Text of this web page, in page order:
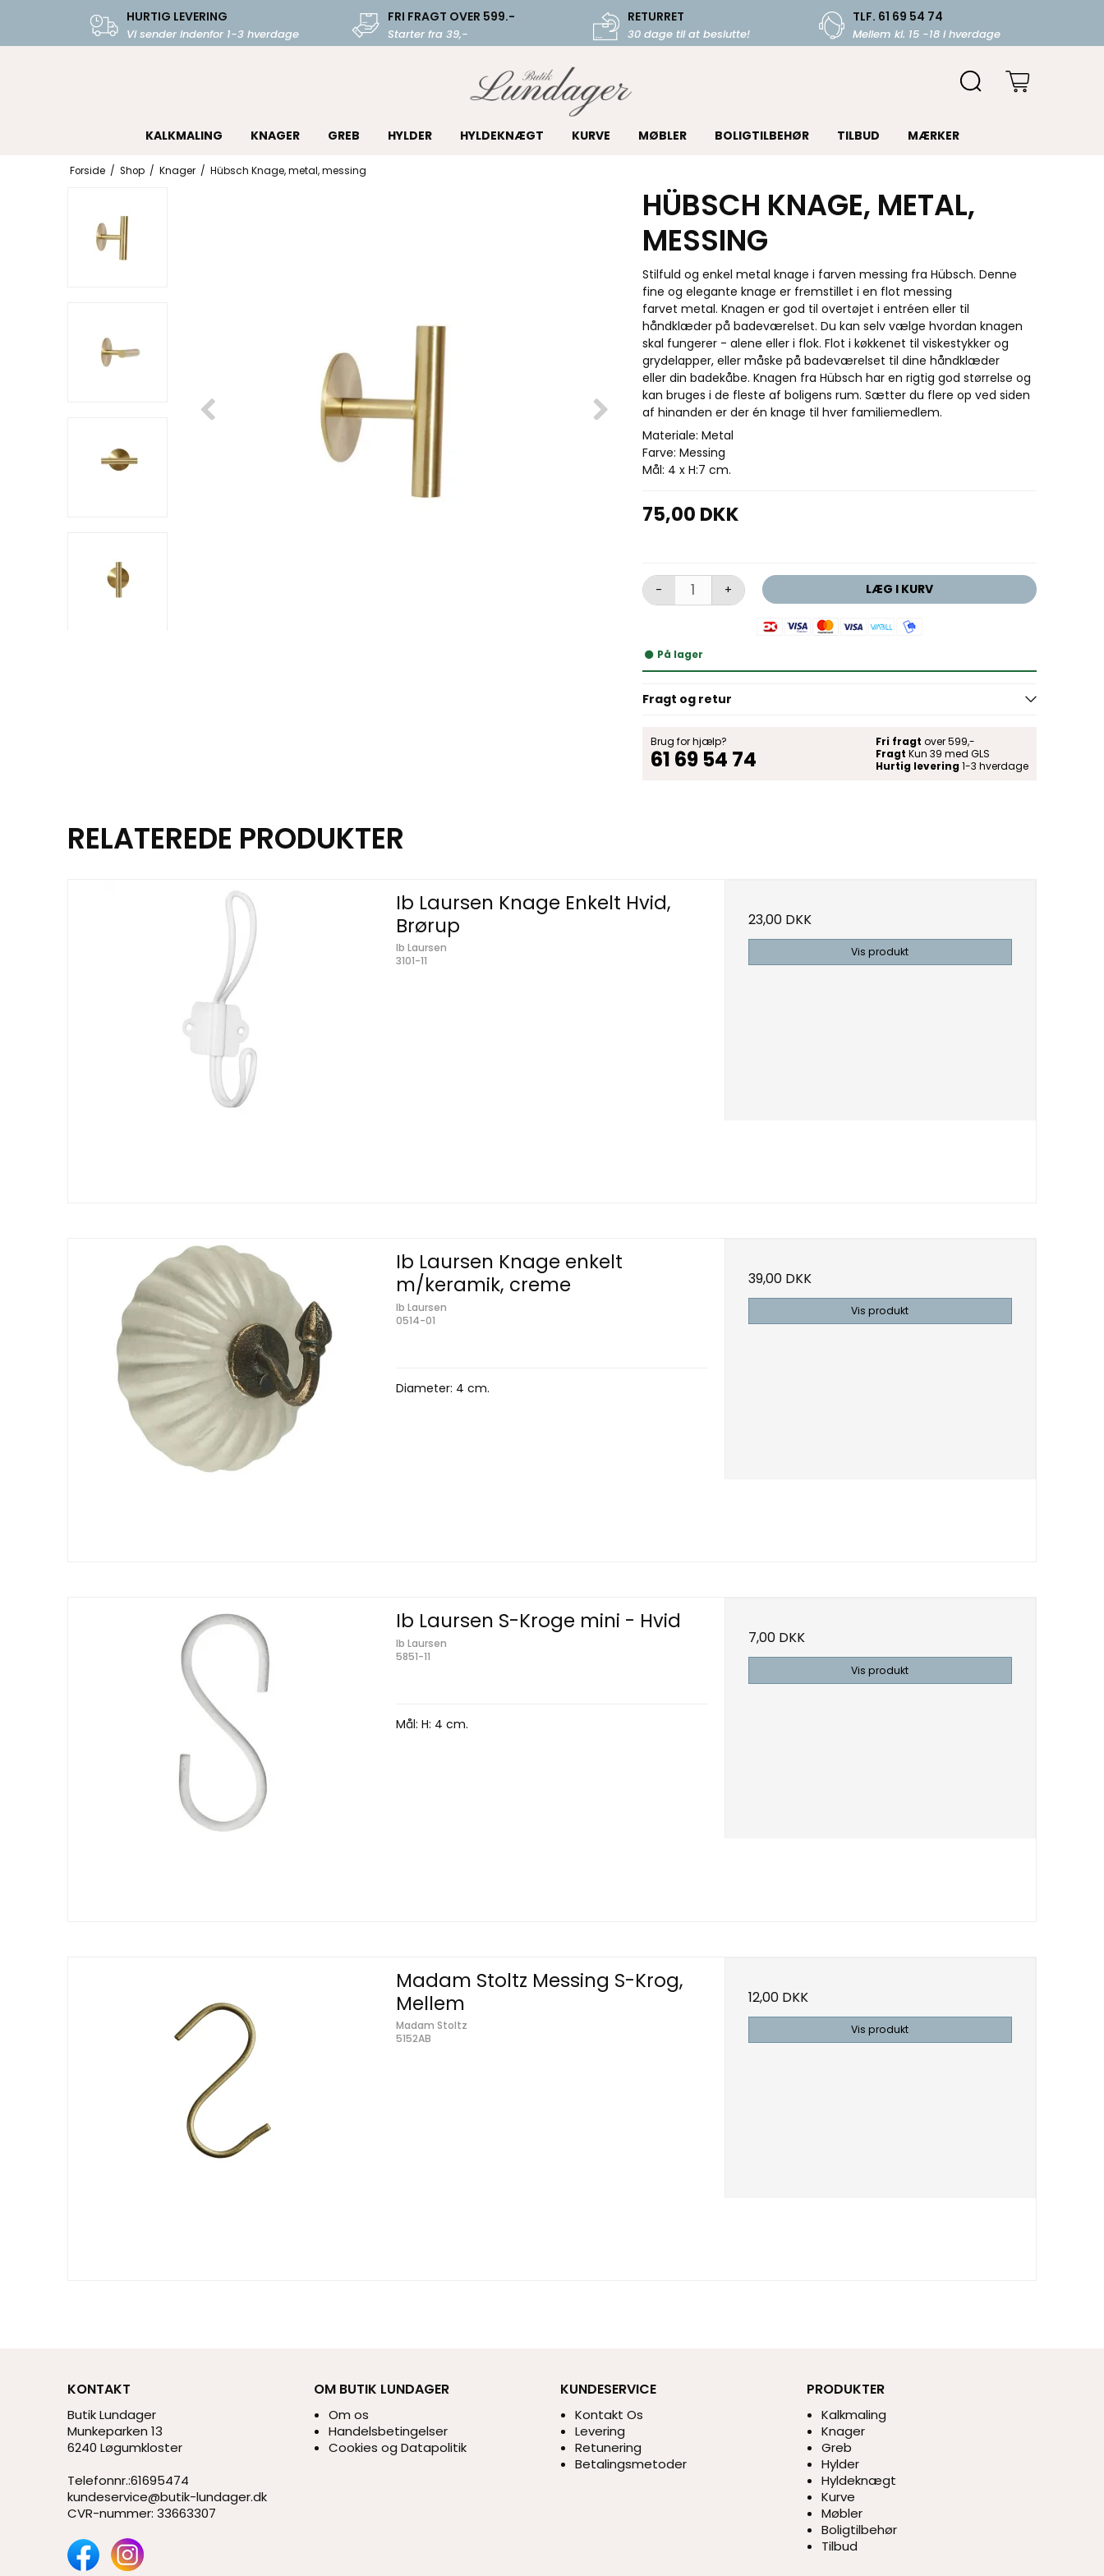
HURTIG LEVERING
Vi sender indenfor 1-3 hverdage
FRI FRAGT OVER 599.-
Starter fra 39,-
RETURRET
30 dage til at beslutte!
TLF. 61 69 54 74
Mellem kl. 15 -18 i hverdage
KALKMALING KNAGER GREB HYLDER HYLDEKNÆGT KURVE MØBLER BOLIGTILBEHØR TILBUD MÆRKER
Forside / Shop / Knager / Hübsch Knage, metal, messing
HÜBSCH KNAGE, METAL,
MESSING
Stilfuld og enkel metal knage i farven messing fra Hübsch. Denne
fine og elegante knage er fremstillet i en flot messing
farvet metal. Knagen er god til overtøjet i entréen eller til
håndklæder på badeværelset. Du kan selv vælge hvordan knagen
skal fungerer - alene eller i flok. Flot i køkkenet til viskestykker og
grydelapper, eller måske på badeværelset til dine håndklæder
eller din badekåbe. Knagen fra Hübsch har en rigtig god størrelse og
kan bruges i de fleste af boligens rum. Sætter du flere op ved siden
af hinanden er der én knage til hver familiemedlem.
Materiale: Metal
Farve: Messing
Mål: 4 x H:7 cm.
75,00 DKK
- + LÆG I KURV
På lager
Fragt og retur
Brug for hjælp?
61 69 54 74
Fri fragt over 599,-
Fragt Kun 39 med GLS
Hurtig levering 1-3 hverdage
RELATEREDE PRODUKTER
Ib Laursen Knage Enkelt Hvid,
Brørup
Ib Laursen
3101-11
23,00 DKK
Vis produkt
Ib Laursen Knage enkelt
m/keramik, creme
Ib Laursen
0514-01
Diameter: 4 cm.
39,00 DKK
Vis produkt
Ib Laursen S-Kroge mini - Hvid
Ib Laursen
5851-11
Mål: H: 4 cm.
7,00 DKK
Vis produkt
Madam Stoltz Messing S-Krog,
Mellem
Madam Stoltz
5152AB
12,00 DKK
Vis produkt
KONTAKT
Butik Lundager
Munkeparken 13
6240 Løgumkloster
Telefonnr.:61695474
kundeservice@butik-lundager.dk
CVR-nummer: 33663307
OM BUTIK LUNDAGER
Om os
Handelsbetingelser
Cookies og Datapolitik
KUNDESERVICE
Kontakt Os
Levering
Retunering
Betalingsmetoder
PRODUKTER
Kalkmaling
Knager
Greb
Hylder
Hyldeknægt
Kurve
Møbler
Boligtilbehør
Tilbud